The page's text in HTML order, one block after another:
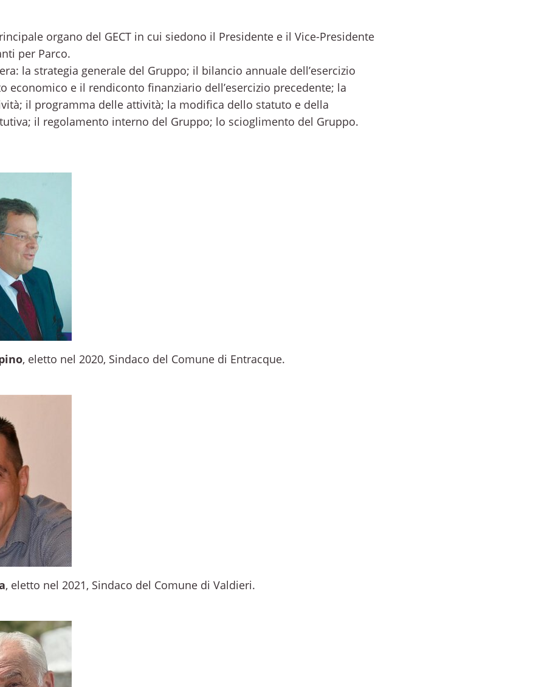
organo del GECT in cui siedono il Presidente e il Vice-Presidente
per Parco.
la strategia generale del Gruppo; il bilancio annuale dell’esercizio
economico e il rendiconto finanziario dell’esercizio precedente; la
il programma delle attività; la modifica dello statuto e della
il regolamento interno del Gruppo; lo scioglimento del Gruppo.
, eletto nel 2020, Sindaco del Comune di Entracque.
, eletto nel 2021, Sindaco del Comune di Valdieri.